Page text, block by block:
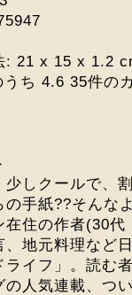
: 21 x 15 x 1.2
ち 4.6 35件の
少しクールで、
の手紙??そんな
在住の作者(30代
地元料理など
イフ」。読む
の人気連載、つ